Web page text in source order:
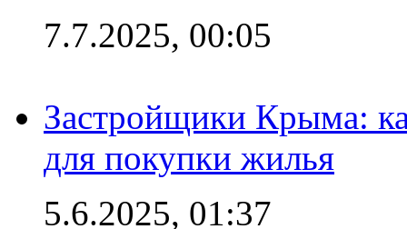
7.7.2025, 00:05
Застройщики Крыма:
для покупки жилья
5.6.2025, 01:37